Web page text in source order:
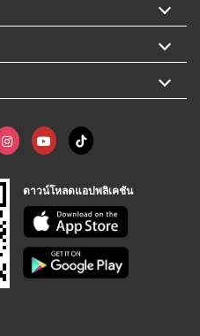
ดาวน์โหลดแอปพลิเคชัน